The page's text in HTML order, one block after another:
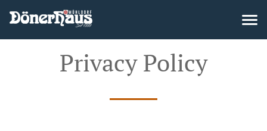
Privacy Policy